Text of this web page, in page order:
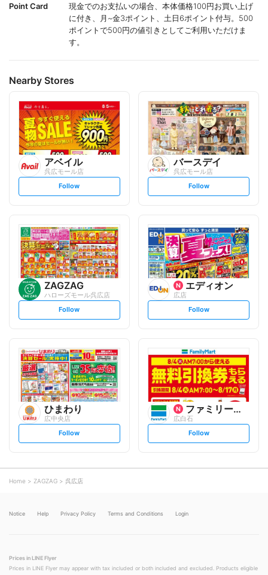
Point Card
現金でのお支払いの場合、本体価格100円お買い上げ
に付き、月~金3ポイント、土日6ポイント付与。500
ポイントで500円の値引きとしてご利用いただけま
す。
Nearby Stores
アベイル
呉広モール店
s
t
o
w
Follow
バースデイ
呉広モール店
s
t
o
w
Follow
ZAGZAG
ハローズモール呉広店
s
t
l
o
w
Follow
エディオン
広店
s
t
l
o
w
Follow
ひまわり
広中央店
s
t
o
w
Follow
ファミリーマート
広白石
s
t
Follow
Home ZAGZAG 呉広店
Notice Help Privacy Policy Terms and Conditions Login
Prices in LINE Flyer
Prices in LINE Flyer may appear with tax included or both included and excluded. Products eligible